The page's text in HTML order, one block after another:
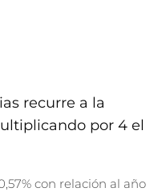
recurre a la
por 4 el
con relación al año